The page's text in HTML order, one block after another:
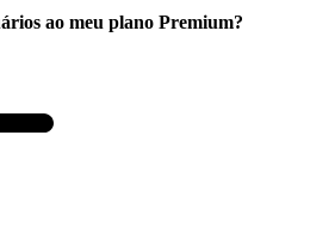
ao meu plano Premium?